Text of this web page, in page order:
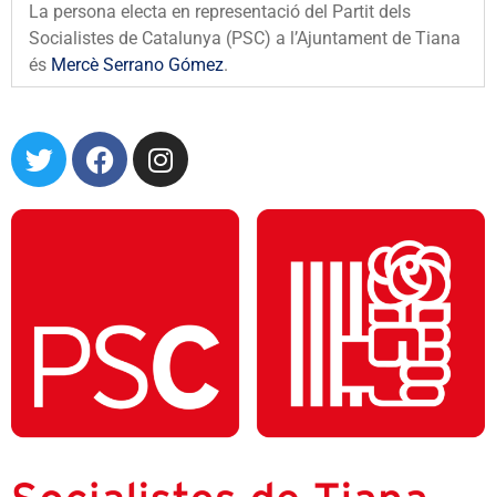
La persona electa en representació del Partit dels
Socialistes de Catalunya (PSC) a l’Ajuntament de Tiana
és Mercè Serrano Gómez.